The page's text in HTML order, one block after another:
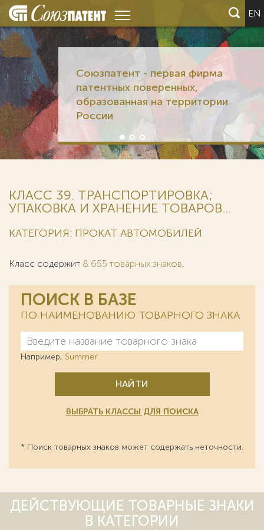
EN
Союзпатент - первая фирма
патентных поверенных,
образованная на территории
России
КЛАСС 39. ТРАНСПОРТИРОВКА;
УПАКОВКА И ХРАНЕНИЕ ТОВАРОВ...
КАТЕГОРИЯ: ПРОКАТ АВТОМОБИЛЕЙ
Класс содержит 8 655 товарных знаков.
ПОИСК В БАЗЕ
ПО НАИМЕНОВАНИЮ ТОВАРНОГО ЗНАКА
Например, Summer
НАЙТИ
ВЫБРАТЬ КЛАССЫ ДЛЯ ПОИСКА
* Поиск товарных знаков может содержать неточности.
ДЕЙСТВУЮЩИЕ ТОВАРНЫЕ ЗНАКИ
В КАТЕГОРИИ